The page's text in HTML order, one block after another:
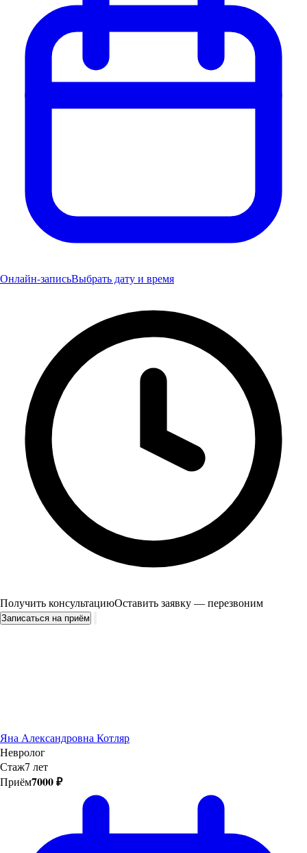
Онлайн-записьВыбрать дату и время
Получить консультациюОставить заявку — перезвоним
Записаться на приём
Яна Александровна Котляр
Невролог
Стаж7 лет
Приём7000 ₽